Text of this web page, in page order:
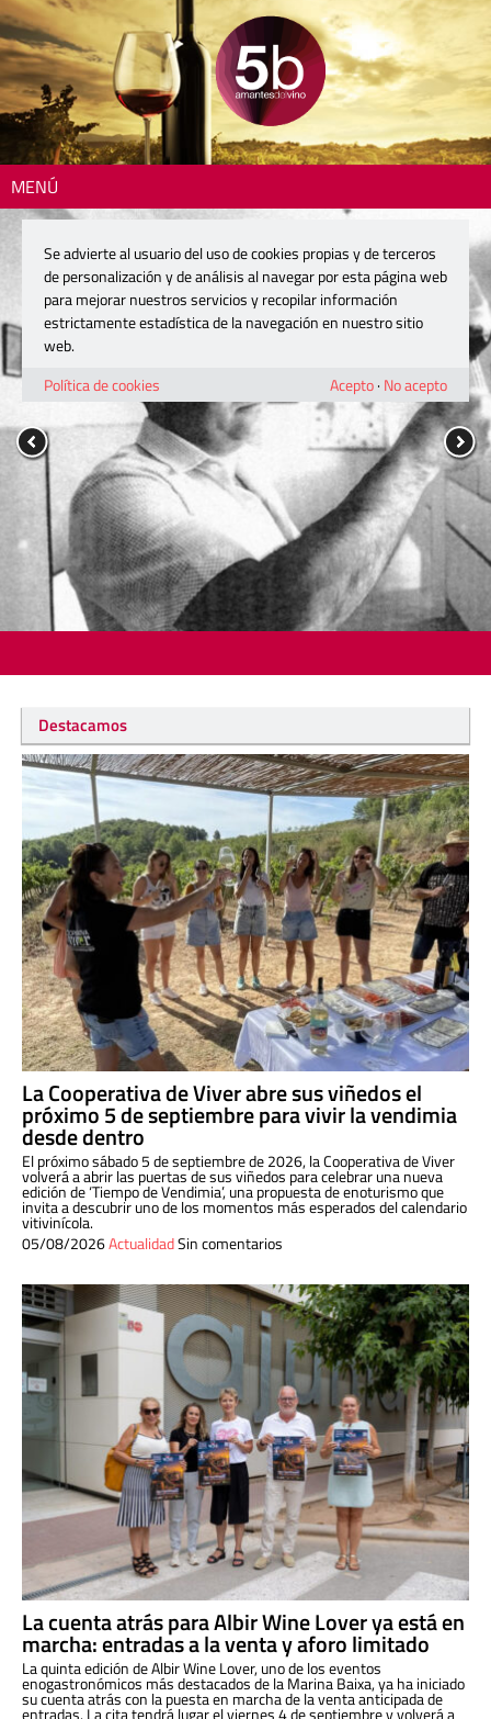
MENÚ
Destacamos
La Cooperativa de Viver abre sus viñedos el
próximo 5 de septiembre para vivir la vendimia
desde dentro
El próximo sábado 5 de septiembre de 2026, la Cooperativa de Viver
volverá a abrir las puertas de sus viñedos para celebrar una nueva
edición de ‘Tiempo de Vendimia’, una propuesta de enoturismo que
invita a descubrir uno de los momentos más esperados del calendario
vitivinícola.
05/08/2026ActualidadSin comentarios
La cuenta atrás para Albir Wine Lover ya está en
marcha: entradas a la venta y aforo limitado
La quinta edición de Albir Wine Lover, uno de los eventos
enogastronómicos más destacados de la Marina Baixa, ya ha iniciado
su cuenta atrás con la puesta en marcha de la venta anticipada de
entradas. La cita tendrá lugar el viernes 4 de septiembre y volverá a
Se advierte al usuario del uso de cookies propias y de terceros
de personalización y de análisis al navegar por esta página web
para mejorar nuestros servicios y recopilar información
estrictamente estadística de la navegación en nuestro sitio
web.
Política de cookies
Acepto· No acepto